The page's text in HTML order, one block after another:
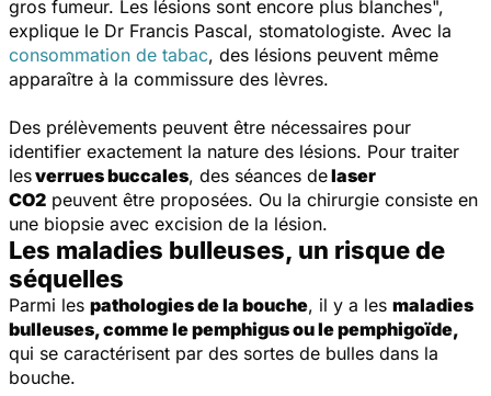
gros fumeur. Les lésions sont encore plus blanches",
explique le Dr Francis Pascal, stomatologiste. Avec la
consommation de tabac, des lésions peuvent même
apparaître à la commissure des lèvres.
Des prélèvements peuvent être nécessaires pour
identifier exactement la nature des lésions. Pour traiter
lesverrues buccales, des séances delaser
CO2 peuvent être proposées. Ou la chirurgie consiste en
une biopsie avec excision de la lésion.
Les maladies bulleuses, un risque de
séquelles
Parmi les pathologies de la bouche, il y a les maladies
bulleuses, comme le pemphigus ou le pemphigoïde,
qui se caractérisent par des sortes de bulles dans la
bouche.